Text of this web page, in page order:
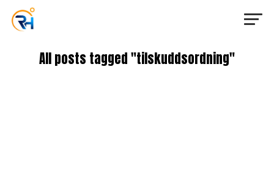
All posts tagged "tilskuddsordning"